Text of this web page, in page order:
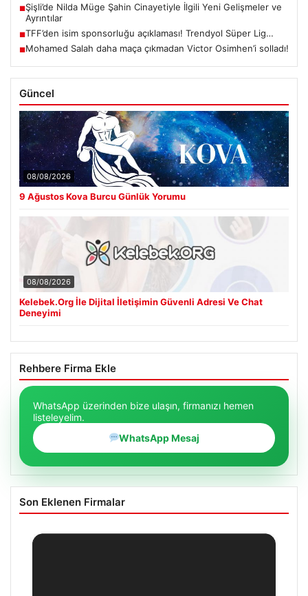
■Şişli’de Nilda Müge Şahin Cinayetiyle İlgili Yeni Gelişmeler ve
Ayrıntılar
■TFF’den isim sponsorluğu açıklaması! Trendyol Süper Lig…
■Mohamed Salah daha maça çıkmadan Victor Osimhen’i solladı!
Güncel
08/08/2026
9 Ağustos Kova Burcu Günlük Yorumu
08/08/2026
Kelebek.Org İle Dijital İletişimin Güvenli Adresi Ve Chat
Deneyimi
Rehbere Firma Ekle
WhatsApp üzerinden bize ulaşın, firmanızı hemen
listeleyelim.
WhatsApp Mesaj
Son Eklenen Firmalar